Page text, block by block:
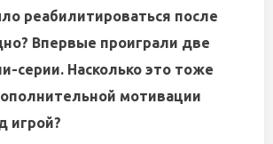
реабилитироваться после
Впервые проиграли две
серии. Насколько это тоже
мотивации
игрой?